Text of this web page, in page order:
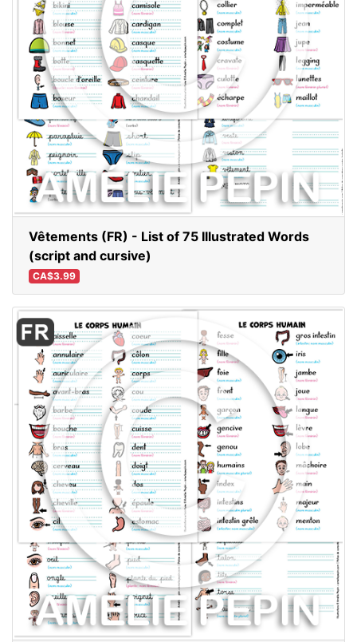
Vêtements (FR) - List of 75 Illustrated Words
(script and cursive)
CA$3.99